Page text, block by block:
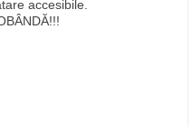
accesibile.